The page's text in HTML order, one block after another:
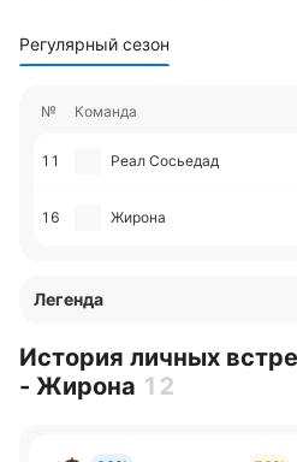
Регулярный сезон
№ Команда
11 Реал Сосьедад
16 Жирона
Легенда
История личных
- Жирона 12